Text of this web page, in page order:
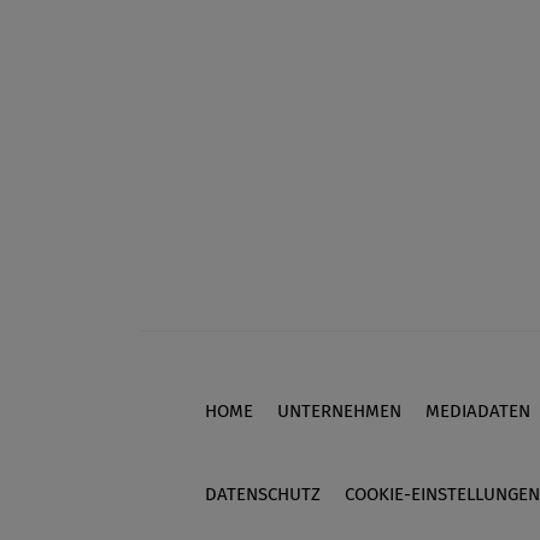
Footer
HOME UNTERNEHMEN MEDIADATEN
DATENSCHUTZ COOKIE-EINSTELLUNGEN